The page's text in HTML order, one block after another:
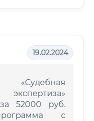
19.02.2024
52000 руб.
с